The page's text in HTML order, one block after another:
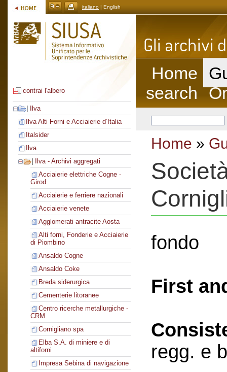
italiano | English
contrai l'albero
Ilva
Ilva Alti Forni e Acciaierie d’Italia
Italsider
Ilva
Ilva - Archivi aggregati
Acciaierie elettriche Cogne -
Girod
Acciaierie e ferriere nazionali
Acciaierie venete
Agglomerati antracite Aosta
Alti forni, Fonderie e Acciaierie
di Piombino
Ansaldo Cogne
Ansaldo Coke
Breda siderurgica
Cementerie litoranee
Centro ricerche metallurgiche -
CRM
Cornigliano spa
Elba S.A. di miniere e di
altiforni
Impresa Sebina di navigazione
Home
search
Home »
fondo
First
regg. e